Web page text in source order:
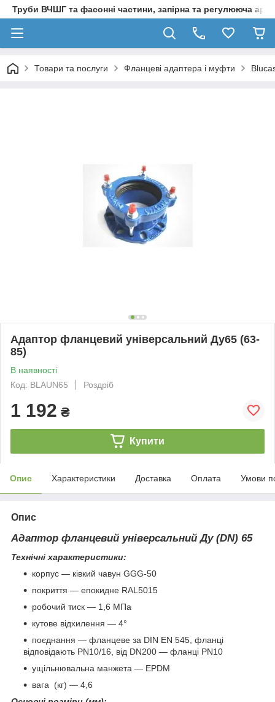
Труби ВЧШГ та фасонні частини, запірна та регулююча
Товари та послуги Фланцеві адаптера і муфти
Адаптор фланцевий універсальний Ду65 (63-
85)
В наявності
Код: BLAUN65
Роздріб
1 192 ₴
Купити
Опис Характеристики Доставка Оплата Умови
Опис
Адаптор фланцевий універсальний Ду (DN) 65
Технічні характеристики:
корпус — ківкий чавун GGG-50
покриття — епокидне RAL5015
робочий тиск — 1,6 МПа
кутове відхилення — 4°
поєднання — фланцеве за DIN EN 545, фланці
відповідають PN10/16, від DN200 — фланці PN10
ущільнювальна манжета — EPDM
вага (кг) — 4,6